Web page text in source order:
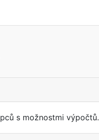
s možnostmi výpočtů.